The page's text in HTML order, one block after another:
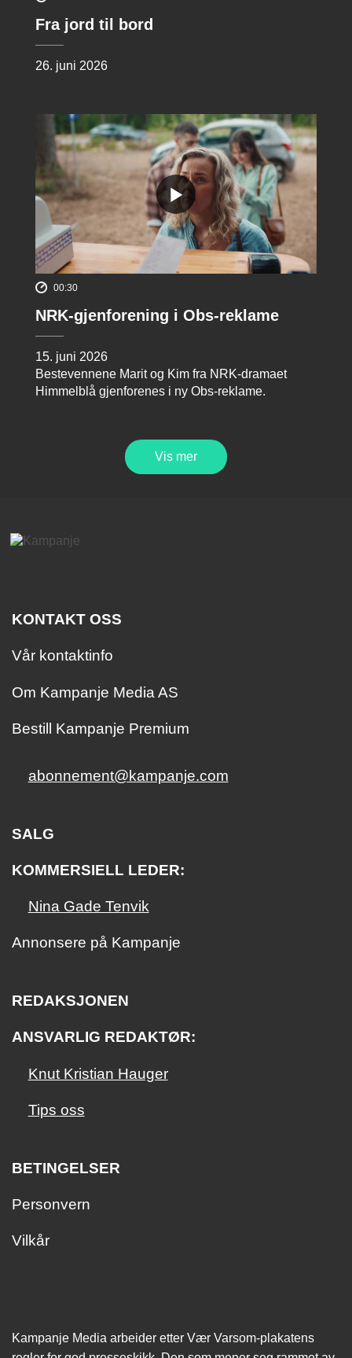
Fra jord til bord
26. juni 2026
00:30
NRK-gjenforening i Obs-reklame
15. juni 2026
Bestevennene Marit og Kim fra NRK-dramaet
Himmelblå gjenforenes i ny Obs-reklame.
Vis mer
KONTAKT OSS
Vår kontaktinfo
Om Kampanje Media AS
Bestill Kampanje Premium
abonnement@kampanje.com
SALG
KOMMERSIELL LEDER:
Nina Gade Tenvik
Annonsere på Kampanje
REDAKSJONEN
ANSVARLIG REDAKTØR:
Knut Kristian Hauger
Tips oss
BETINGELSER
Personvern
Vilkår
Kampanje Media arbeider etter Vær Varsom-plakatens